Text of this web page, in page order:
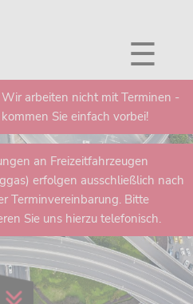
☰
Wir arbeiten nicht mit Terminen -
kommen Sie einfach vorbei!
an Freizeitfahrzeugen
erfolgen ausschließlich nach
Terminvereinbarung. Bitte
Sie uns hierzu telefonisch.